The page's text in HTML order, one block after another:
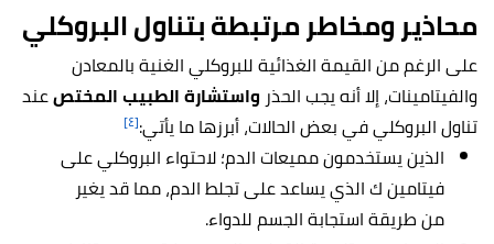
محاذير ومخاطر مرتبطة بتناول البروكلي
على الرغم من القيمة الغذائية للبروكلي الغنية بالمعادن
والفيتامينات، إلا أنه يجب الحذر واستشارة الطبيب المختصعند
تناول البروكلي في بعض الحالات، أبرزها ما يأتي:[٤]
الذين يستخدمون مميعات الدم؛ لاحتواء البروكلي على
فيتامين ك الذي يساعد على تجلط الدم، مما قد يغير
من طريقة استجابة الجسم للدواء.